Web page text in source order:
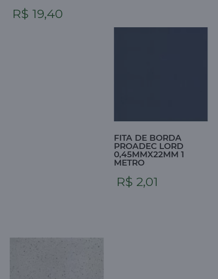
R$ 19,40
FITA DE BORDA
PROADEC LORD
0,45MMX22MM 1
METRO
R$ 2,01